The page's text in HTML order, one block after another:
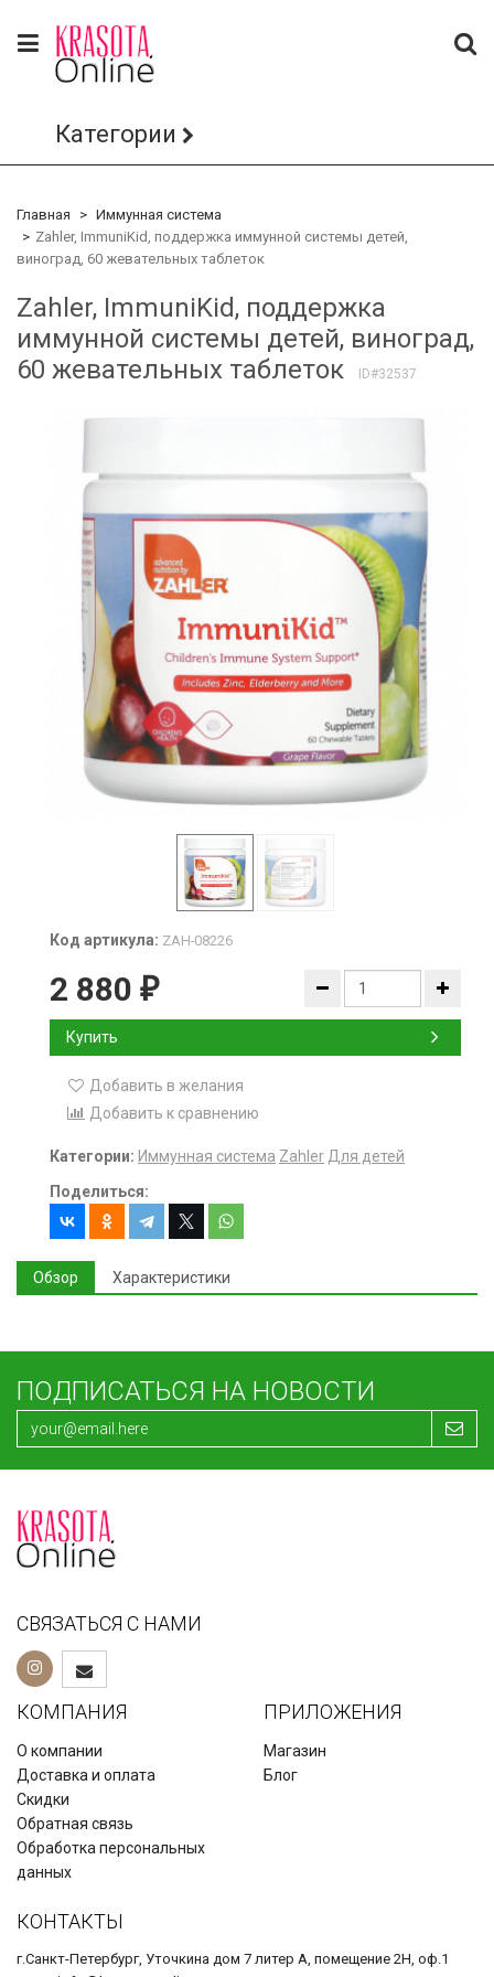
Категории
Главная
Иммунная система
Zahler, ImmuniKid, поддержка иммунной системы детей,
виноград, 60 жевательных таблеток
Zahler, ImmuniKid, поддержка
иммунной системы детей, виноград,
60 жевательных таблеток
ID#32537
Код артикула: ZAH-08226
2 880 ₽
Купить
Добавить в желания
Добавить к сравнению
Категории: Иммунная система Zahler Для детей
Поделиться:
Обзор Характеристики
ПОДПИСАТЬСЯ НА НОВОСТИ
СВЯЗАТЬСЯ С НАМИ
КОМПАНИЯ
О компании
Доставка и оплата
Скидки
Обратная связь
Обработка персональных
данных
ПРИЛОЖЕНИЯ
Магазин
Блог
КОНТАКТЫ
г.Санкт-Петербург, Уточкина дом 7 литер А, помещение 2Н, оф.1